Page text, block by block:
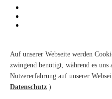
Barrierefreiheit
Datenschutz
Impressum
Auf unserer Webseite werden
zwingend benötigt, während es uns
Nutzererfahrung auf unserer
Datenschutz )